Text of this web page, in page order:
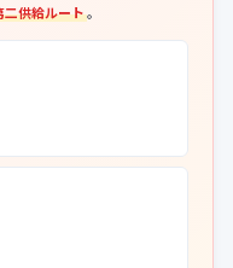
二供給ルート。